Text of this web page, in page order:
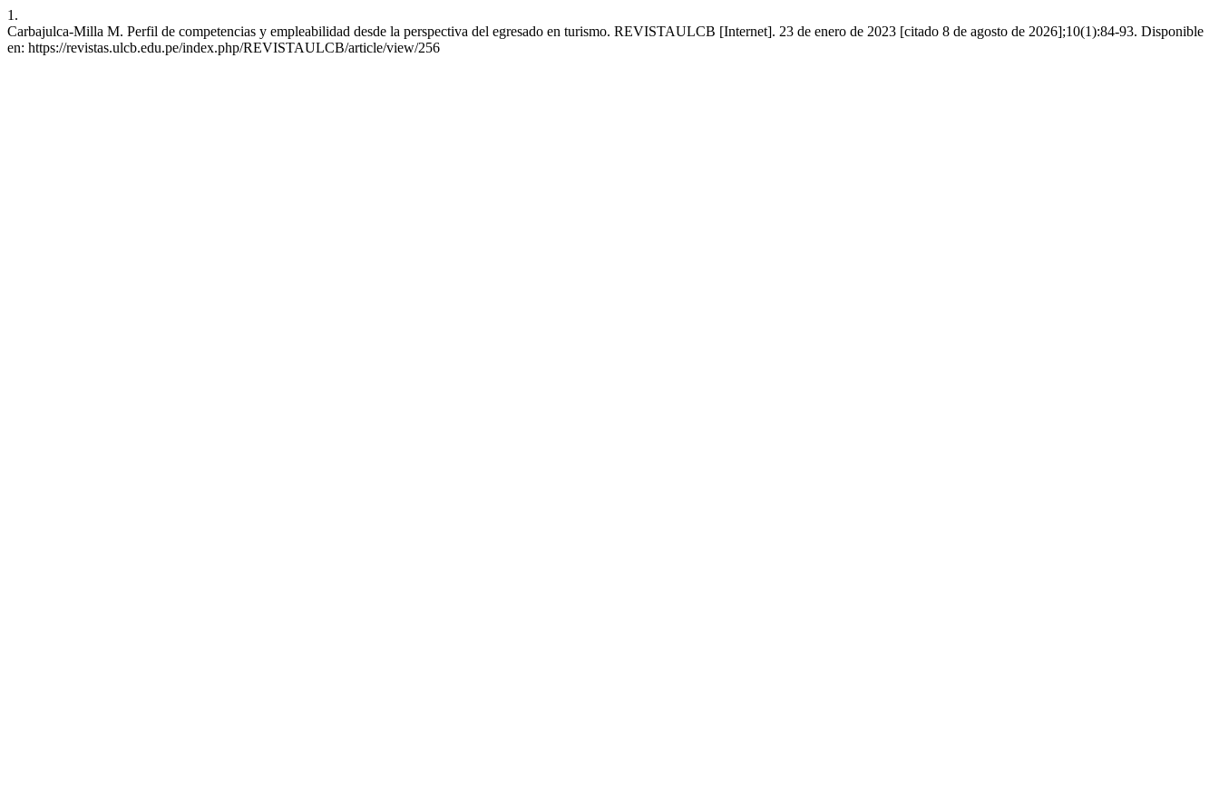
1.
Carbajulca-Milla M. Perfil de competencias y empleabilidad desde la perspectiva del egresado en turismo. REVISTAULCB [Internet]. 23 de enero de 2023 [citado 8 de agosto de 2026];10(1):84-93. Disponible
en: https://revistas.ulcb.edu.pe/index.php/REVISTAULCB/article/view/256